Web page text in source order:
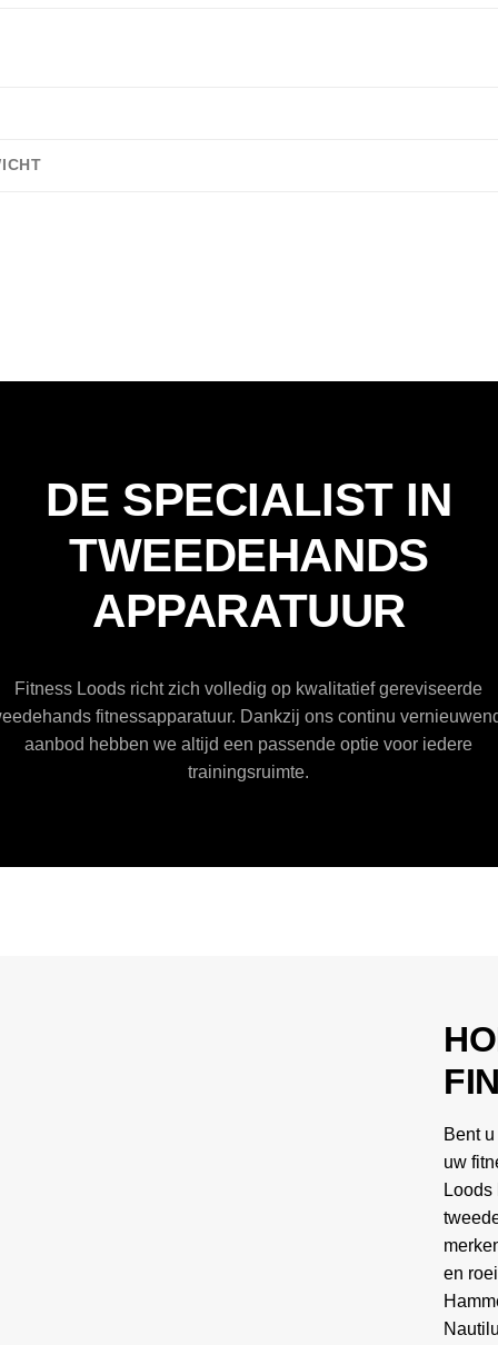
DE SPECIALIST IN
TWEEDEHANDS
APPARATUUR
Fitness Loods richt zich volledig op kwalitatief gereviseerde
fitnessapparatuur. Dankzij ons continu
aanbod hebben we altijd een passende optie voor iedere
trainingsruimte.
Bent
uw
en